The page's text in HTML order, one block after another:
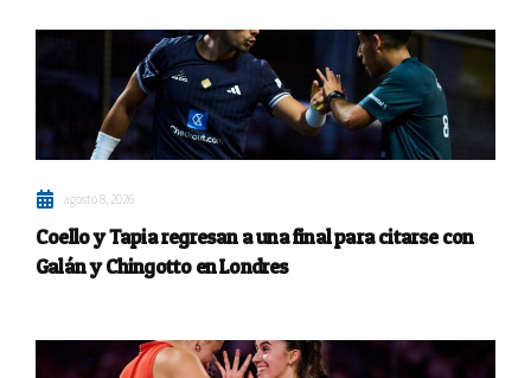
agosto 8, 2026
Coello y Tapia regresan a una final para citarse con
Galán y Chingotto en Londres